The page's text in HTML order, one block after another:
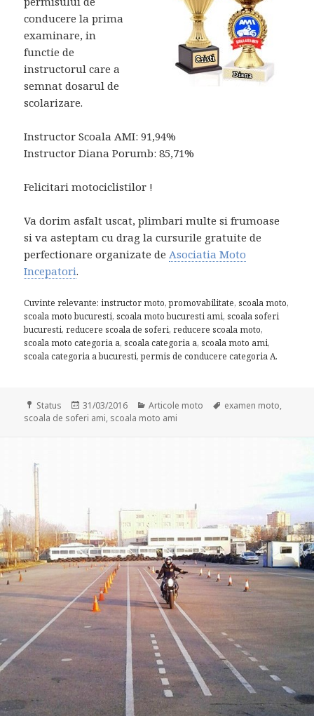
conducere la prima
examinare, in
functie de
instructorul care a
semnat dosarul de
scolarizare.
Instructor Scoala AMI: 91,94%
Instructor Diana Porumb: 85,71%
Felicitari motociclistilor !
Va dorim asfalt uscat, plimbari multe si frumoase
si va asteptam cu drag la cursurile gratuite de
perfectionare organizate deAsociatia Moto
Incepatori.
Cuvinte relevante: instructor moto, promovabilitate, scoala moto,
scoala moto bucuresti, scoala moto bucuresti ami, scoala soferi
bucuresti, reducere scoala de soferi, reducere scoala moto,
scoala moto categoria a, scoala categoria a, scoala moto ami,
scoala categoria a bucuresti, permis de conducere categoria A.
Format
Status
Posted
on
31/03/2016 Categories
Articole moto Tags
examen moto,
scoala de soferi ami, scoala moto ami